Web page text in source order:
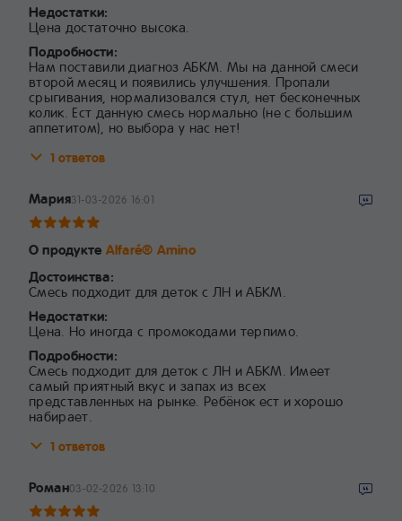
Недостатки:
Цена достаточно высока.
Подробности:
Нам поставили диагноз АБКМ. Мы на данной смеси
второй месяц и появились улучшения. Пропали
срыгивания, нормализовался стул, нет бесконечных
колик. Ест данную смесь нормально (не с большим
аппетитом), но выбора у нас нет!
1 ответов
Мария31-03-2026 16:01
О продукте Alfaré® Amino
Достоинства:
Смесь подходит для деток с ЛН и АБКМ.
Недостатки:
Цена. Но иногда с промокодами терпимо.
Подробности:
Смесь подходит для деток с ЛН и АБКМ. Имеет
самый приятный вкус и запах из всех
представленных на рынке. Ребёнок ест и хорошо
набирает.
1 ответов
Роман03-02-2026 13:10